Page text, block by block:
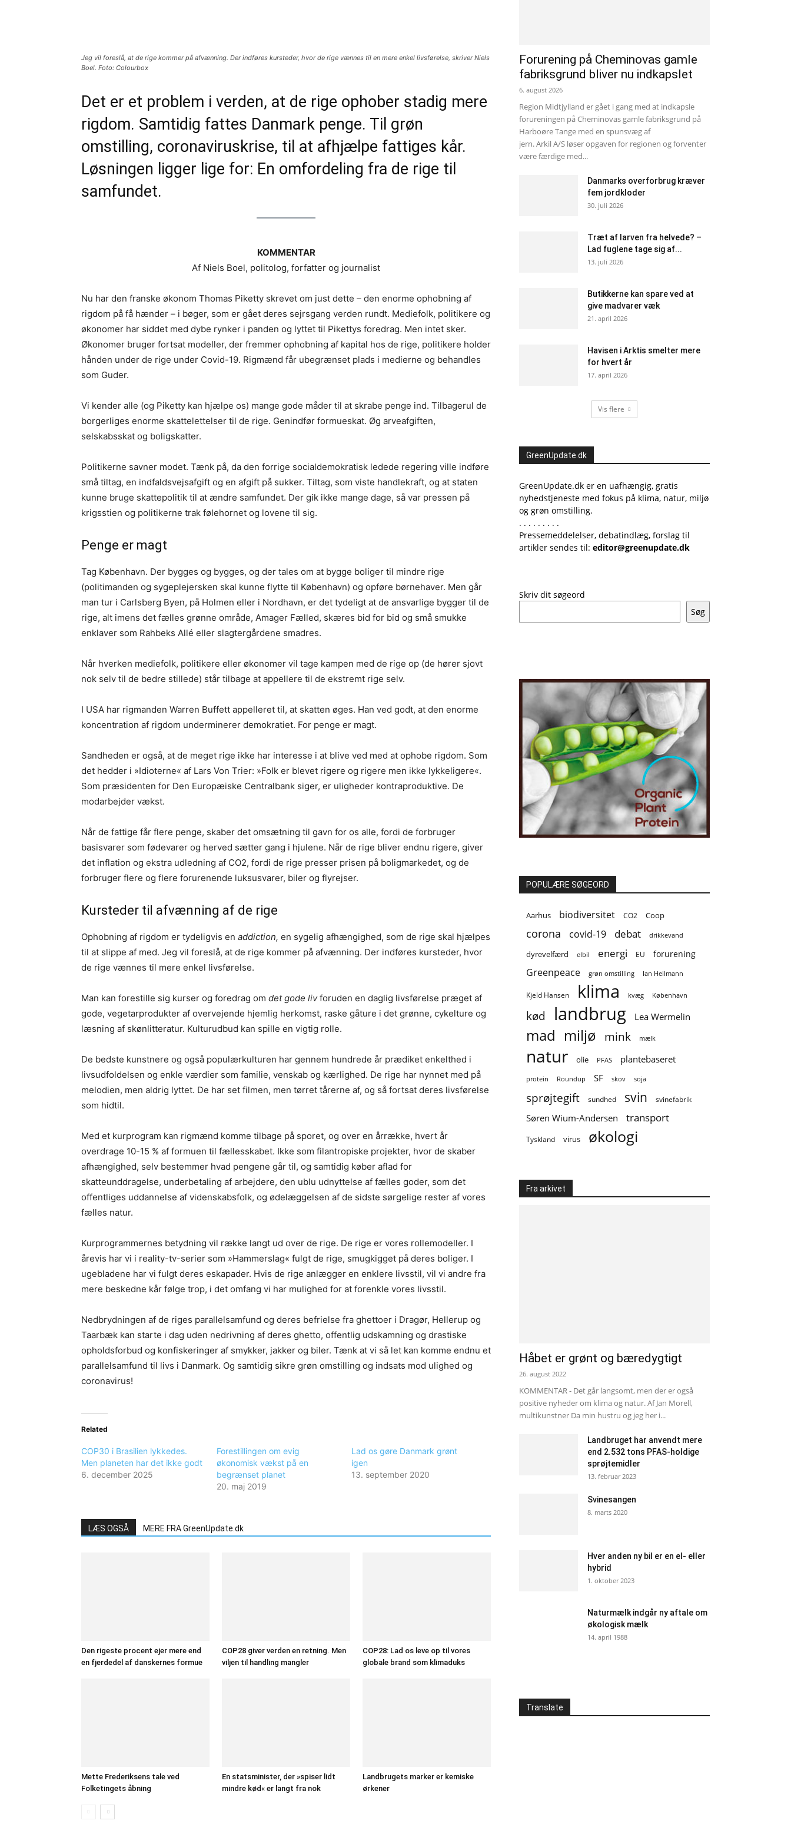
Jeg vil foreslå, at de rige kommer på afvænning. Der indføres kursteder, hvor de rige vænnes til en mere enkel livsførelse, skriver Niels
Boel. Foto: Colourbox
Det er et problem i verden, at de rige ophober stadig mere
rigdom. Samtidig fattes Danmark penge. Til grøn
omstilling, coronaviruskrise, til at afhjælpe fattiges kår.
Løsningen ligger lige for: En omfordeling fra de rige til
samfundet.
KOMMENTAR
Af Niels Boel, politolog, forfatter og journalist
Nu har den franske økonom Thomas Piketty skrevet om just dette – den enorme ophobning af
rigdom på få hænder – i bøger, som er gået deres sejrsgang verden rundt. Mediefolk, politikere og
økonomer har siddet med dybe rynker i panden og lyttet til Pikettys foredrag. Men intet sker.
Økonomer bruger fortsat modeller, der fremmer ophobning af kapital hos de rige, politikere holder
hånden under de rige under Covid-19. Rigmænd får ubegrænset plads i medierne og behandles
som Guder.
Vi kender alle (og Piketty kan hjælpe os) mange gode måder til at skrabe penge ind. Tilbagerul de
borgerliges enorme skattelettelser til de rige. Genindfør formueskat. Øg arveafgiften,
selskabsskat og boligskatter.
Politikerne savner modet. Tænk på, da den forrige socialdemokratisk ledede regering ville indføre
små tiltag, en indfaldsvejsafgift og en afgift på sukker. Tiltag, som viste handlekraft, og at staten
kunne bruge skattepolitik til at ændre samfundet. Der gik ikke mange dage, så var pressen på
krigsstien og politikerne trak følehornet og lovene til sig.
Penge er magt
Tag København. Der bygges og bygges, og der tales om at bygge boliger til mindre rige
(politimanden og sygeplejersken skal kunne flytte til København) og opføre børnehaver. Men går
man tur i Carlsberg Byen, på Holmen eller i Nordhavn, er det tydeligt at de ansvarlige bygger til de
rige, alt imens det fælles grønne område, Amager Fælled, skæres bid for bid og små smukke
enklaver som Rahbeks Allé eller slagtergårdene smadres.
Når hverken mediefolk, politikere eller økonomer vil tage kampen med de rige op (de hører sjovt
nok selv til de bedre stillede) står tilbage at appellere til de ekstremt rige selv.
I USA har rigmanden Warren Buffett appelleret til, at skatten øges. Han ved godt, at den enorme
koncentration af rigdom underminerer demokratiet. For penge er magt.
Sandheden er også, at de meget rige ikke har interesse i at blive ved med at ophobe rigdom. Som
det hedder i »Idioterne« af Lars Von Trier: »Folk er blevet rigere og rigere men ikke lykkeligere«.
Som præsidenten for Den Europæiske Centralbank siger, er uligheder kontraproduktive. De
modarbejder vækst.
Når de fattige får flere penge, skaber det omsætning til gavn for os alle, fordi de forbruger
basisvarer som fødevarer og herved sætter gang i hjulene. Når de rige bliver endnu rigere, giver
det inflation og ekstra udledning af CO2, fordi de rige presser prisen på boligmarkedet, og de
forbruger flere og flere forurenende luksusvarer, biler og flyrejser.
Kursteder til afvænning af de rige
Ophobning af rigdom er tydeligvis en addiction, en sygelig afhængighed, som de rige skal hjælpes
til at slippe af med. Jeg vil foreslå, at de rige kommer på afvænning. Der indføres kursteder, hvor
de rige vænnes til mere enkel livsførelse.
Man kan forestille sig kurser og foredrag om det gode livforuden en daglig livsførelse præget af
gode, vegetarprodukter af overvejende hjemlig herkomst, raske gåture i det grønne, cykelture og
læsning af skønlitteratur. Kulturudbud kan spille en vigtig rolle.
De bedste kunstnere og også populærkulturen har gennem hundrede år prædiket enkelthed i
livsudfoldelsen og enkle værdier som familie, venskab og kærlighed. De rige har nynnet med på
melodien, men aldrig lyttet. De har set filmen, men tørret tårerne af, og så fortsat deres livsførelse
som hidtil.
Med et kurprogram kan rigmænd komme tilbage på sporet, og over en årrække, hvert år
overdrage 10-15 % af formuen til fællesskabet. Ikke som filantropiske projekter, hvor de skaber
afhængighed, selv bestemmer hvad pengene går til, og samtidig køber aflad for
skatteunddragelse, underbetaling af arbejdere, den ublu udnyttelse af fælles goder, som det
offentliges uddannelse af videnskabsfolk, og ødelæggelsen af de sidste sørgelige rester af vores
fælles natur.
Kurprogrammernes betydning vil række langt ud over de rige. De rige er vores rollemodeller. I
årevis har vi i reality-tv-serier som »Hammerslag« fulgt de rige, smugkigget på deres boliger. I
ugebladene har vi fulgt deres eskapader. Hvis de rige anlægger en enklere livsstil, vil vi andre fra
mere beskedne kår følge trop, i det omfang vi har mulighed for at forenkle vores livsstil.
Nedbrydningen af de riges parallelsamfund og deres befrielse fra ghettoer i Dragør, Hellerup og
Taarbæk kan starte i dag uden nedrivning af deres ghetto, offentlig udskamning og drastiske
opholdsforbud og konfiskeringer af smykker, jakker og biler. Tænk at vi så let kan komme endnu et
parallelsamfund til livs i Danmark. Og samtidig sikre grøn omstilling og indsats mod ulighed og
coronavirus!
Related
COP30 i Brasilien lykkedes.
Men planeten har det ikke godt
6. december 2025
Forestillingen om evig
økonomisk vækst på en
begrænset planet
20. maj 2019
Lad os gøre Danmark grønt
igen
13. september 2020
LÆS OGSÅ MERE FRA GreenUpdate.dk
Den rigeste procent ejer mere end
en fjerdedel af danskernes formue
COP28 giver verden en retning. Men
viljen til handling mangler
COP28: Lad os leve op til vores
globale brand som klimaduks
Mette Frederiksens tale ved
Folketingets åbning
En statsminister, der »spiser lidt
mindre kød« er langt fra nok
Landbrugets marker er kemiske
ørkener
Forurening på Cheminovas gamle
fabriksgrund bliver nu indkapslet
6. august 2026
Region Midtjylland er gået i gang med at indkapsle
forureningen på Cheminovas gamle fabriksgrund på
Harboøre Tange med en spunsvæg af
jern. Arkil A/S løser opgaven for regionen og forventer
være færdige med...
Danmarks overforbrug kræver
fem jordkloder
30. juli 2026
Træt af larven fra helvede? –
Lad fuglene tage sig af...
13. juli 2026
Butikkerne kan spare ved at
give madvarer væk
21. april 2026
Havisen i Arktis smelter mere
for hvert år
17. april 2026
Vis flere
GreenUpdate.dk
GreenUpdate.dk er en uafhængig, gratis
nyhedstjeneste med fokus på klima, natur, miljø
og grøn omstilling.
. . . . . . . . .
Pressemeddelelser, debatindlæg, forslag til
artikler sendes til: editor@greenupdate.dk
Skriv dit søgeord
Søg
POPULÆRE SØGEORD
Aarhus biodiversitet CO2 Coop
corona covid-19 debat drikkevand
dyrevelfærd elbil energi EU forurening
Greenpeace grøn omstilling Ian Heilmann
Kjeld Hansen klima kvæg København
kød landbrug Lea Wermelin
mad miljø mink mælk
natur olie PFAS plantebaseret
protein Roundup SF skov soja
sprøjtegift sundhed svin svinefabrik
Søren Wium-Andersen transport
Tyskland virus økologi
Fra arkivet
Håbet er grønt og bæredygtigt
26. august 2022
KOMMENTAR - Det går langsomt, men der er også
positive nyheder om klima og natur. Af Jan Morell,
multikunstner Da min hustru og jeg her i...
Landbruget har anvendt mere
end 2.532 tons PFAS-holdige
sprøjtemidler
13. februar 2023
Svinesangen
8. marts 2020
Hver anden ny bil er en el- eller
hybrid
1. oktober 2023
Naturmælk indgår ny aftale om
økologisk mælk
14. april 1988
Translate